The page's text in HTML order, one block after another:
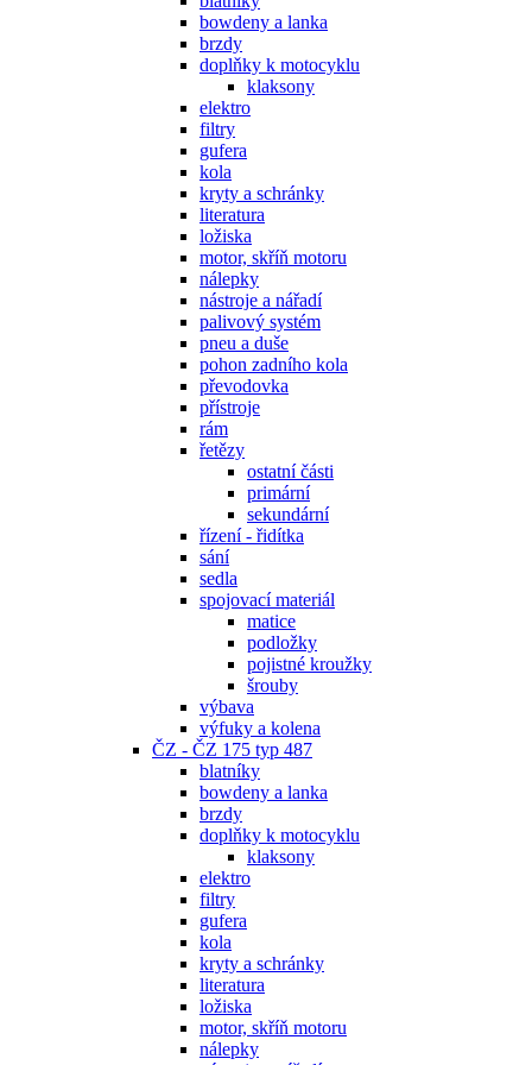
bowdeny a lanka
brzdy
doplňky k motocyklu
klaksony
elektro
filtry
gufera
kola
kryty a schránky
literatura
ložiska
motor, skříň motoru
nálepky
nástroje a nářadí
palivový systém
pneu a duše
pohon zadního kola
převodovka
přístroje
rám
řetězy
ostatní části
primární
sekundární
řízení - řidítka
sání
sedla
spojovací materiál
matice
podložky
pojistné kroužky
šrouby
výbava
výfuky a kolena
ČZ - ČZ 175 typ 487
blatníky
bowdeny a lanka
brzdy
doplňky k motocyklu
klaksony
elektro
filtry
gufera
kola
kryty a schránky
literatura
ložiska
motor, skříň motoru
nálepky